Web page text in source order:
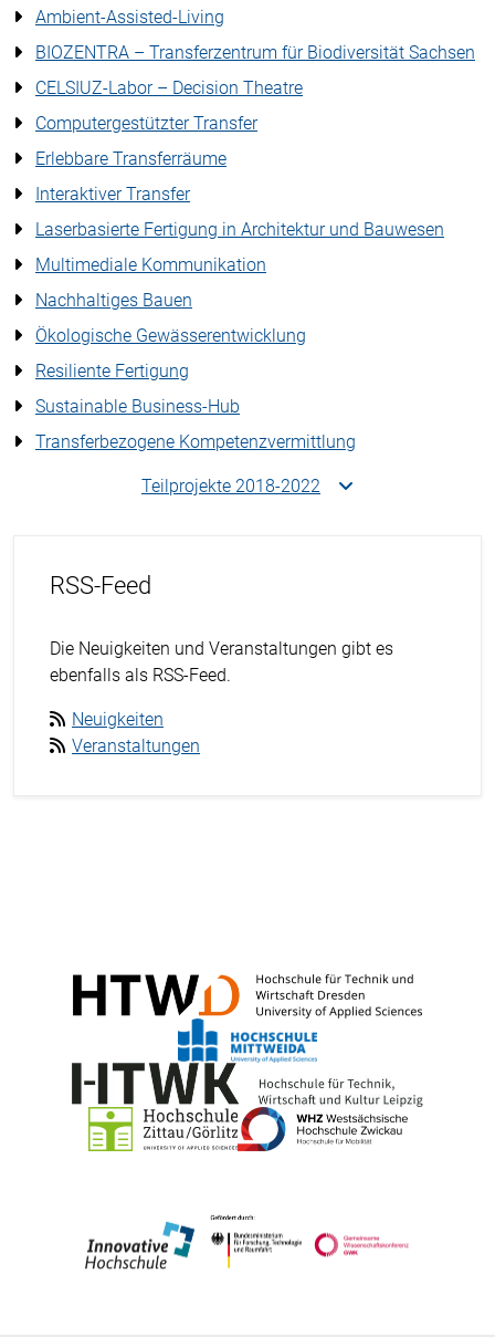
Ambient-Assisted-Living
BIOZENTRA – Transferzentrum für Biodiversität Sachsen
CELSIUZ-Labor – Decision Theatre
Computergestützter Transfer
Erlebbare Transferräume
Interaktiver Transfer
Laserbasierte Fertigung in Architektur und Bauwesen
Multimediale Kommunikation
Nachhaltiges Bauen
Ökologische Gewässerentwicklung
Resiliente Fertigung
Sustainable Business-Hub
Transferbezogene Kompetenzvermittlung
Teilprojekte 2018-2022
RSS-Feed
Die Neuigkeiten und Veranstaltungen gibt es
ebenfalls als RSS-Feed.
Neuigkeiten
Veranstaltungen